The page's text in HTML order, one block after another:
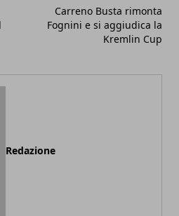
Carreno Busta rimonta
Fognini e si aggiudica la
Kremlin Cup
Redazione